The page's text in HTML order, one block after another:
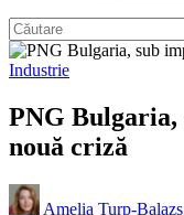
Industrie
PNG
nouă criză
Amelia Turp-Balazs